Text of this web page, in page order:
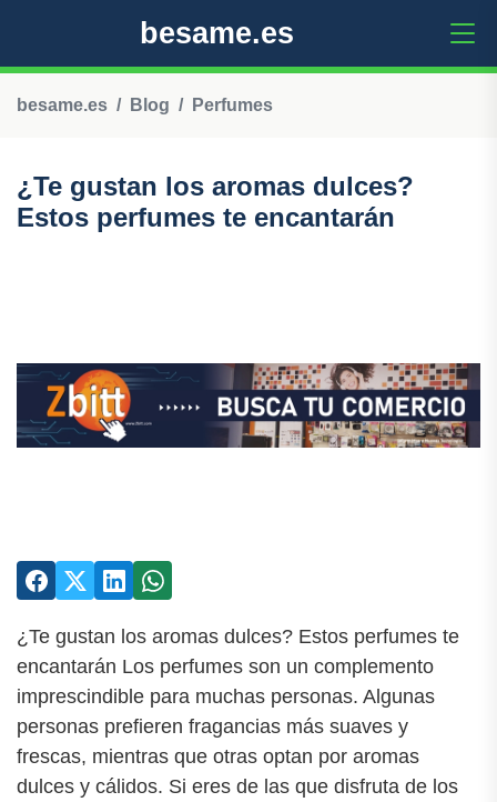
besame.es
besame.es Blog Perfumes
¿Te gustan los aromas dulces?
Estos perfumes te encantarán
¿Te gustan los aromas dulces? Estos perfumes te
encantarán Los perfumes son un complemento
imprescindible para muchas personas. Algunas
personas prefieren fragancias más suaves y
frescas, mientras que otras optan por aromas
dulces y cálidos. Si eres de las que disfruta de los